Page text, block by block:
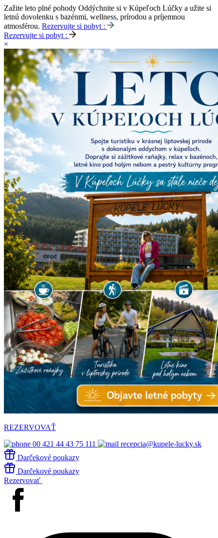
Zažite leto plné pohody Oddýchnite si v Kúpeľoch Lúčky a užite si
letnú dovolenku s bazénmi, wellness, prírodou a príjemnou
atmosférou. Rezervujte si pobyt :
Rezervujte si pobyt :
×
REZERVOVAŤ
00 421 44 43 75 111
recepcia@kupele-lucky.sk
Darčekové poukazy
Darčekové poukazy
Rezervovať